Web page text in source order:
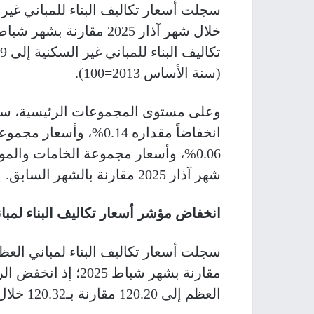
(سنة الأساس 2013=100).
وعلى مستوى المجموعات الرئيسية،
انخفاضاً مقداره
شهر آذار 2025 مقارنة بالشهر السابق.
انخفاض مؤشر أسعار تكاليف البناء
سجلت أسعار تكاليف البناء لمباني
مقارنة بشهر شباط
العظم إلى 120.20 مقارنة بـ120.32 خلال الشهر السابق (سنة الأساس 2013=100).